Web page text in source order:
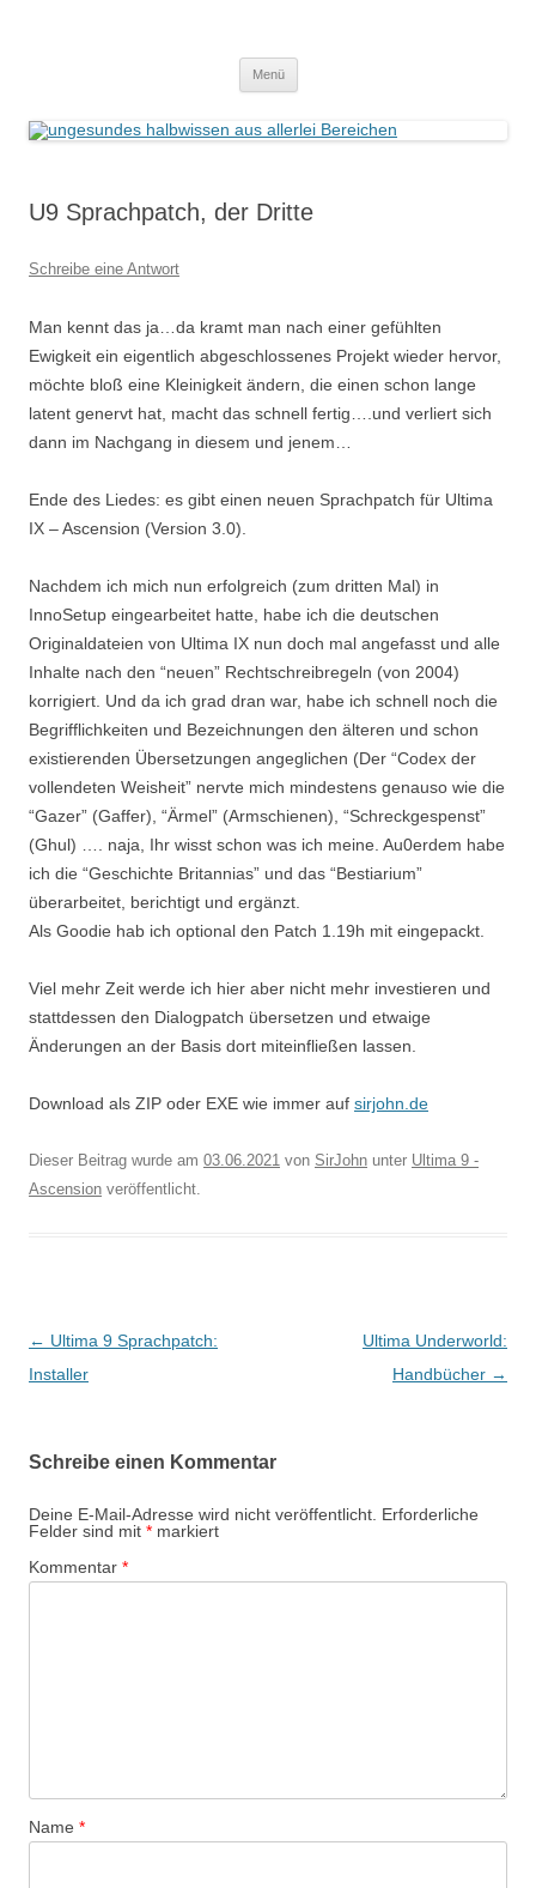
Bereichen
Menü
U9 Sprachpatch, der Dritte
Schreibe eine Antwort
Man kennt das ja…da kramt man nach einer gefühlten
Ewigkeit ein eigentlich abgeschlossenes Projekt wieder hervor,
möchte bloß eine Kleinigkeit ändern, die einen schon lange
latent genervt hat, macht das schnell fertig….und verliert sich
dann im Nachgang in diesem und jenem…
Ende des Liedes: es gibt einen neuen Sprachpatch für Ultima
IX – Ascension (Version 3.0).
Nachdem ich mich nun erfolgreich (zum dritten Mal) in
InnoSetup eingearbeitet hatte, habe ich die deutschen
Originaldateien von Ultima IX nun doch mal angefasst und alle
Inhalte nach den “neuen” Rechtschreibregeln (von 2004)
korrigiert. Und da ich grad dran war, habe ich schnell noch die
Begrifflichkeiten und Bezeichnungen den älteren und schon
existierenden Übersetzungen angeglichen (Der “Codex der
vollendeten Weisheit” nervte mich mindestens genauso wie die
“Gazer” (Gaffer), “Ärmel” (Armschienen), “Schreckgespenst”
(Ghul) …. naja, Ihr wisst schon was ich meine. Au0erdem habe
ich die “Geschichte Britannias” und das “Bestiarium”
überarbeitet, berichtigt und ergänzt.
Als Goodie hab ich optional den Patch 1.19h mit eingepackt.
Viel mehr Zeit werde ich hier aber nicht mehr investieren und
stattdessen den Dialogpatch übersetzen und etwaige
Änderungen an der Basis dort miteinfließen lassen.
Download als ZIP oder EXE wie immer auf sirjohn.de
Dieser Beitrag wurde am 03.06.2021 von SirJohn unter Ultima 9 -
Ascension veröffentlicht.
Beitragsnavigation
← Ultima 9 Sprachpatch:
Installer
Ultima Underworld:
Handbücher →
Schreibe einen Kommentar
Deine E-Mail-Adresse wird nicht veröffentlicht. Erforderliche
Felder sind mit * markiert
Kommentar *
Name *